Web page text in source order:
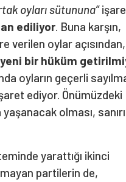
oyları sütununa”
ediliyor. Buna karşın,
verilen oylar açısından,
yeni bir hüküm
oyların geçerli
ediyor. Önümüzdeki
olması,
yarattığı ikinci
partilerin de,